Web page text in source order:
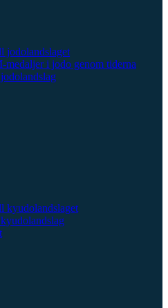
jodolandslaget
medaljer i jodo genom tiderna
kyudolandslaget